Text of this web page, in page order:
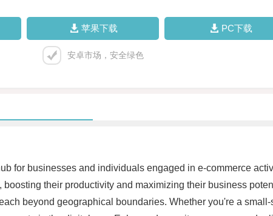
苹果下载 PC下载
安卓市场，安全绿色
for businesses and individuals engaged in e-commerce
their productivity and maximizing their business
beyond geographical boundaries. Whether you're a